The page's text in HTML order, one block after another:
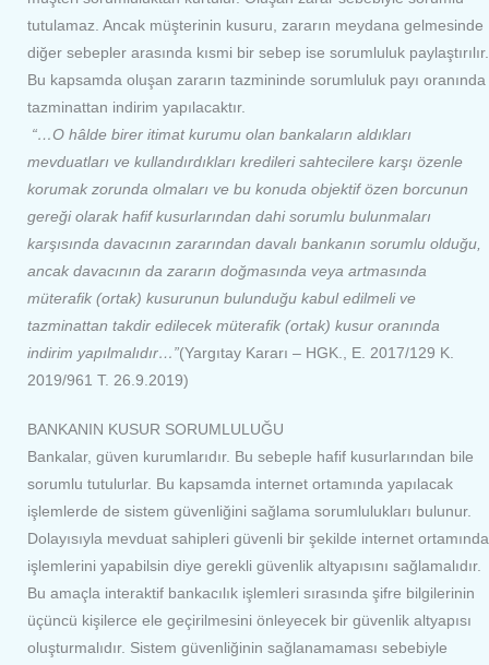
tutulamaz. Ancak müşterinin kusuru, zararın meydana gelmesinde
diğer sebepler arasında kısmi bir sebep ise sorumluluk paylaştırılır.
Bu kapsamda oluşan zararın tazmininde sorumluluk payı oranında
tazminattan indirim yapılacaktır.
“…O hâlde birer itimat kurumu olan bankaların aldıkları
mevduatları ve kullandırdıkları kredileri sahtecilere karşı özenle
korumak zorunda olmaları ve bu konuda objektif özen borcunun
gereği olarak hafif kusurlarından dahi sorumlu bulunmaları
karşısında davacının zararından davalı bankanın sorumlu olduğu,
ancak davacının da zararın doğmasında veya artmasında
müterafik (ortak) kusurunun bulunduğu kabul edilmeli ve
tazminattan takdir edilecek müterafik (ortak) kusur oranında
indirim yapılmalıdır…”(Yargıtay Kararı – HGK., E. 2017/129 K.
2019/961 T. 26.9.2019)
BANKANIN KUSUR SORUMLULUĞU
Bankalar, güven kurumlarıdır. Bu sebeple hafif kusurlarından bile
sorumlu tutulurlar. Bu kapsamda internet ortamında yapılacak
işlemlerde de sistem güvenliğini sağlama sorumlulukları bulunur.
Dolayısıyla mevduat sahipleri güvenli bir şekilde internet ortamında
işlemlerini yapabilsin diye gerekli güvenlik altyapısını sağlamalıdır.
Bu amaçla interaktif bankacılık işlemleri sırasında şifre bilgilerinin
üçüncü kişilerce ele geçirilmesini önleyecek bir güvenlik altyapısı
oluşturmalıdır. Sistem güvenliğinin sağlanamaması sebebiyle